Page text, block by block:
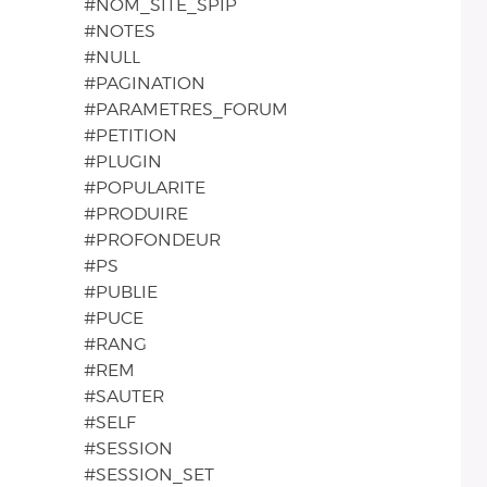
#NOM_SITE_SPIP
#NOTES
#NULL
#PAGINATION
#PARAMETRES_FORUM
#PETITION
#PLUGIN
#POPULARITE
#PRODUIRE
#PROFONDEUR
#PS
#PUBLIE
#PUCE
#RANG
#REM
#SAUTER
#SELF
#SESSION
#SESSION_SET